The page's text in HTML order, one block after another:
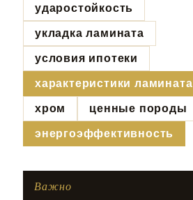
ударостойкость
укладка ламината
условия ипотеки
характеристики ламината
хром ценные породы
энергоэффективность
Важно